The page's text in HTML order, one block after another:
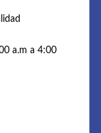
a.m a 4:00